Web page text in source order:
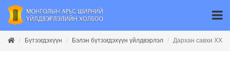
Бүтээгдэхүүн Бэлэн бүтээгдэхүүн үйлдвэрлэл Дархан савхи ХХК